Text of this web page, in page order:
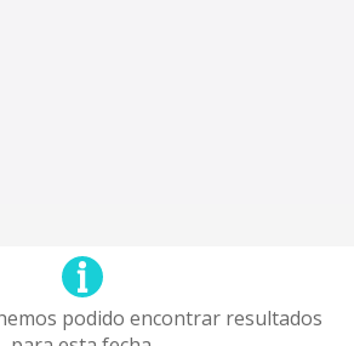
podido encontrar resultados